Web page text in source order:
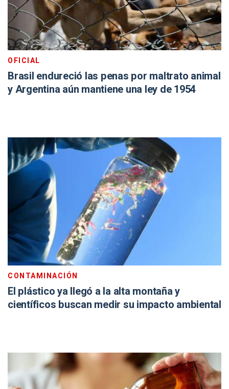
OFICIAL
Brasil endureció las penas por maltrato animal
y Argentina aún mantiene una ley de 1954
CONTAMINACIÓN
El plástico ya llegó a la alta montaña y
científicos buscan medir su impacto ambiental